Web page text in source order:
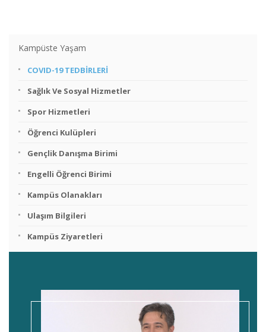
Kampüste Yaşam
COVID-19 TEDBİRLERİ
Sağlık Ve Sosyal Hizmetler
Spor Hizmetleri
Öğrenci Kulüpleri
Gençlik Danışma Birimi
Engelli Öğrenci Birimi
Kampüs Olanakları
Ulaşım Bilgileri
Kampüs Ziyaretleri